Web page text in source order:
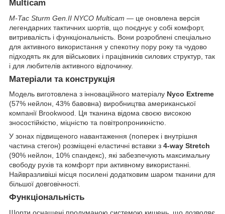
Multicam
M-Tac Sturm Gen.II NYCO Multicam — це оновлена версія
легендарних тактичних шортів, що поєднує у собі комфорт,
витривалість і функціональність. Вони розроблені спеціально
для активного використання у спекотну пору року та чудово
підходять як для військових і працівників силових структур, так
і для любителів активного відпочинку.
Матеріали та конструкція
Модель виготовлена з інноваційного матеріалу Nyco Extreme
(57% нейлон, 43% бавовна) виробництва американської
компанії Brookwood. Ця тканина відома своєю високою
зносостійкістю, міцністю та повітропроникністю.
У зонах підвищеного навантаження (поперек і внутрішня
частина стегон) розміщені еластичні вставки з 4-way Stretch
(90% нейлон, 10% спандекс), які забезпечують максимальну
свободу рухів та комфорт при активному використанні.
Найвразливіші місця посилені додатковим шаром тканини для
більшої довговічності.
Функціональність